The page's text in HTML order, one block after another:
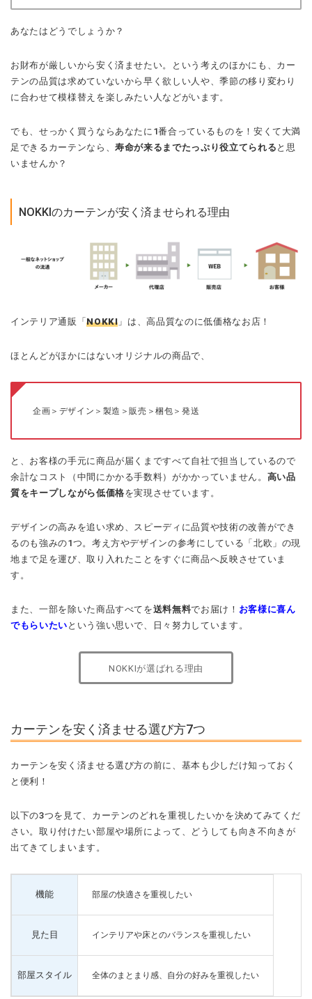
あなたはどうでしょうか？
お財布が厳しいから安く済ませたい。という考えのほかにも、カー
テンの品質は求めていないから早く欲しい人や、季節の移り変わり
に合わせて模様替えを楽しみたい人などがいます。
でも、せっかく買うならあなたに1番合っているものを！安くて大満
足できるカーテンなら、寿命が来るまでたっぷり役立てられる と思
いませんか？
NOKKIのカーテンが安く済ませられる理由
インテリア通販「NOKKI 」は、高品質なのに低価格なお店！
ほとんどがほかにはないオリジナルの商品で、
企画＞デザイン＞製造＞販売＞梱包＞発送
と、お客様の手元に商品が届くまですべて自社で担当しているので
余計なコスト（中間にかかる手数料）がかかっていません。 高い品
質をキープしながら低価格を実現させています。
デザインの高みを追い求め、スピーディに品質や技術の改善ができ
るのも強みの1つ。考え方やデザインの参考にしている「北欧」の現
地まで足を運び、取り入れたことをすぐに商品へ反映させていま
す。
また、一部を除いた商品すべてを送料無料でお届け！ お客様に喜ん
でもらいたい という強い思いで、日々努力しています。
NOKKIが選ばれる理由
カーテンを安く済ませる選び方7つ
カーテンを安く済ませる選び方の前に、基本も少しだけ知っておく
と便利！
以下の3つを見て、カーテンのどれを重視したいかを決めてみてくだ
さい。取り付けたい部屋や場所によって、どうしても向き不向きが
出てきてしまいます。
機能 部屋の快適さを重視したい
見た目 インテリアや床とのバランスを重視したい
部屋スタイル 全体のまとまり感、自分の好みを重視したい